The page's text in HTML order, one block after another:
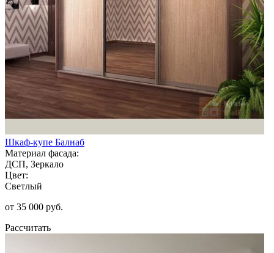
Шкаф-купе Балнаб
Материал фасада:
ДСП, Зеркало
Цвет:
Светлый
от 35 000 руб.
Рассчитать